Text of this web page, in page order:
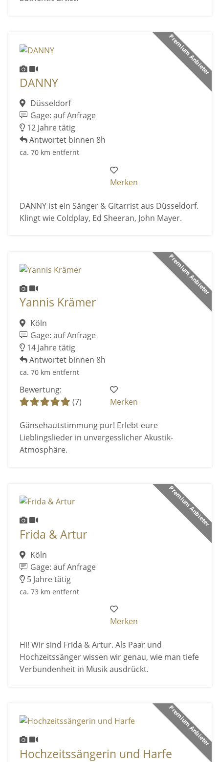
Premium Anbieter
DANNY
Düsseldorf
Gage: auf Anfrage
12 Jahre tätig
Antwortet binnen 8h
ca. 70 km entfernt
Merken
DANNY ist ein Sänger & Gitarrist aus Düsseldorf.
Klingt wie Coldplay, Ed Sheeran, John Mayer.
Premium Anbieter
Yannis Krämer
Köln
Gage: auf Anfrage
14 Jahre tätig
Antwortet binnen 8h
ca. 70 km entfernt
Bewertung:
(7)
Merken
Gänsehautstimmung pur! Erlebt eure
Lieblingslieder in unvergesslicher Akustik-
Atmosphäre.
Premium Anbieter
Frida & Artur
Köln
Gage: auf Anfrage
5 Jahre tätig
ca. 73 km entfernt
Merken
Hi! Wir sind Frida & Artur. Als Paar und
Hochzeitssänger wissen wir genau, wie man tiefe
Verbundenheit in Musik ausdrückt.
Premium Anbieter
Hochzeitssängerin und Harfe